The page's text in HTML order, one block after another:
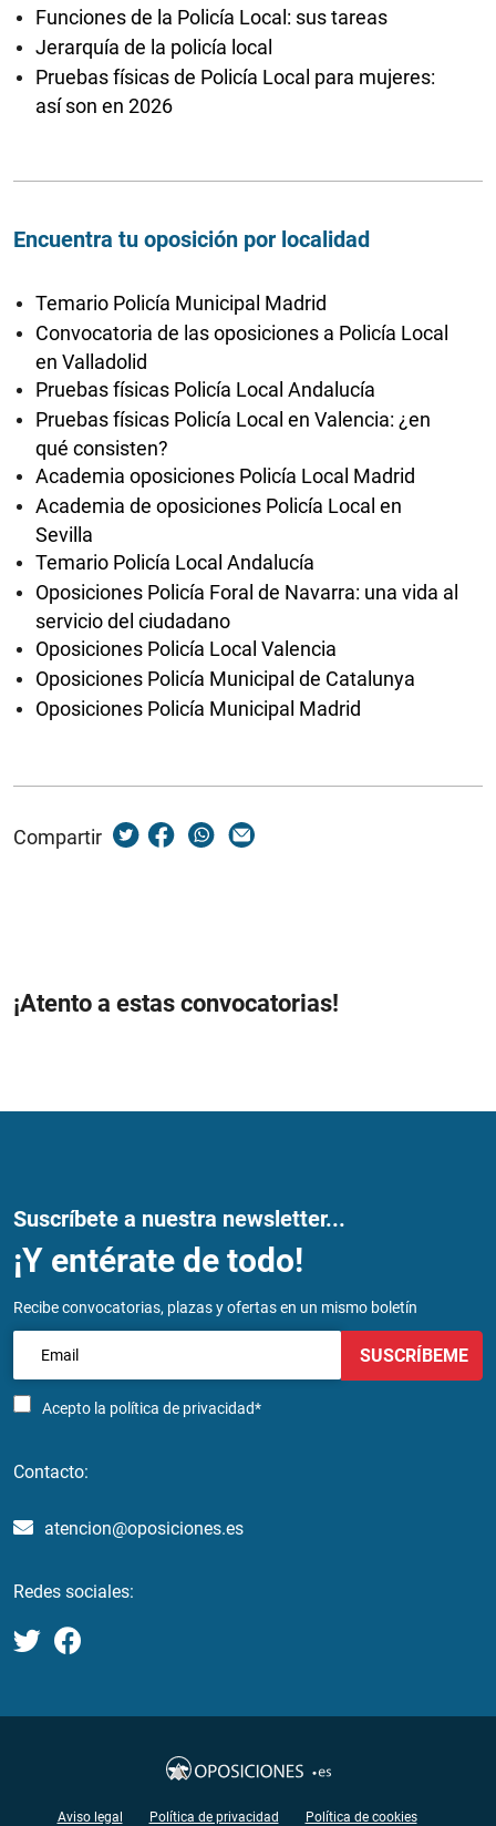
Funciones de la Policía Local: sus tareas
Jerarquía de la policía local
Pruebas físicas de Policía Local para mujeres:
así son en 2026
Encuentra tu oposición por localidad
Temario Policía Municipal Madrid
Convocatoria de las oposiciones a Policía Local
en Valladolid
Pruebas físicas Policía Local Andalucía
Pruebas físicas Policía Local en Valencia: ¿en
qué consisten?
Academia oposiciones Policía Local Madrid
Academia de oposiciones Policía Local en
Sevilla
Temario Policía Local Andalucía
Oposiciones Policía Foral de Navarra: una vida al
servicio del ciudadano
Oposiciones Policía Local Valencia
Oposiciones Policía Municipal de Catalunya
Oposiciones Policía Municipal Madrid
Compartir
¡Atento a estas convocatorias!
Suscríbete a nuestra newsletter...
¡Y entérate de todo!
Recibe convocatorias, plazas y ofertas en un mismo boletín
Acepto la política de privacidad*
SUSCRÍBEME
Contacto:
atencion@oposiciones.es
Redes sociales:
Aviso legal Política de privacidad Política de cookies